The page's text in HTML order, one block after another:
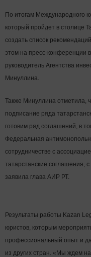
По итогам Международного
который пройдет в столице
создать список
этом на пресс-конференции
руководитель Агентства
Минуллина.
Также Минуллина отметила,
подписание ряда
готовим ряд соглашений, в
Федеральная
сотрудничестве с
татарстанские соглашения,
заявила глава АИР РТ.
Результаты работы Kazan
юристов, которым
профессиональный опыт и
из других стран. «Мы ждем